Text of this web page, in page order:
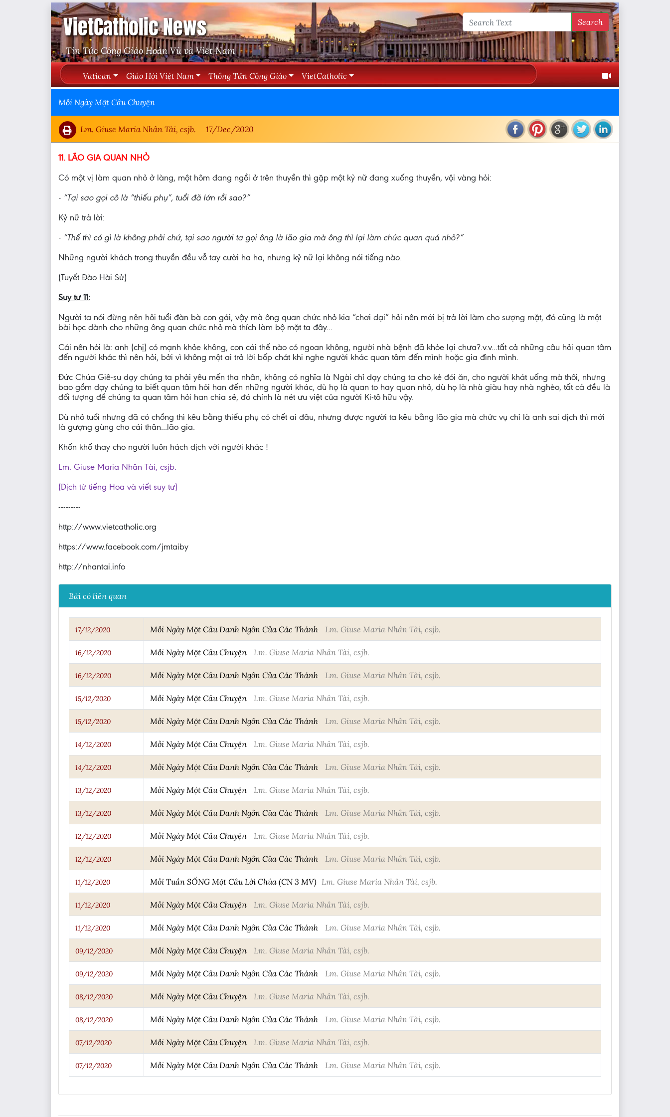
VietCatholic News
Tin Tức Công Giáo Hoàn Vũ và Việt Nam
Search
Vatican Giáo Hội Việt Nam Thông Tấn Công Giáo VietCatholic
Mỗi Ngày Một Câu Chuyện
Lm. Giuse Maria Nhân Tài, csjb. 17/Dec/2020
11. LÃO GIA QUAN NHỎ
Có một vị làm quan nhỏ ở làng, một hôm đang ngồi ở trên thuyền thì gặp một kỷ nữ đang xuống thuyền, vội vàng hỏi:
- “Tại sao gọi cô là “thiếu phụ”, tuổi đã lớn rồi sao?”
Kỷ nữ trả lời:
- “Thế thì có gì là không phải chứ, tại sao người ta gọi ông là lão gia mà ông thì lại làm chức quan quá nhỏ?”
Những người khách trong thuyền đều vỗ tay cười ha ha, nhưng kỷ nữ lại không nói tiếng nào.
(Tuyết Đào Hài Sử)
Suy tư 11:
Người ta nói đừng nên hỏi tuổi đàn bà con gái, vậy mà ông quan chức nhỏ kia “chơi dại” hỏi nên mới bị trả lời làm cho sượng mặt, đó cũng là một
bài học dành cho những ông quan chức nhỏ mà thích làm bộ mặt ta đây...
Cái nên hỏi là: anh (chị) có mạnh khỏe không, con cái thế nào có ngoan không, người nhà bệnh đã khỏe lại chưa?.v.v...tất cả những câu hỏi quan tâm
đến người khác thì nên hỏi, bởi vì không một ai trả lời bốp chát khi nghe người khác quan tâm đến mình hoặc gia đình mình.
Đức Chúa Giê-su dạy chúng ta phải yêu mến tha nhân, không có nghĩa là Ngài chỉ dạy chúng ta cho kẻ đói ăn, cho người khát uống mà thôi, nhưng
bao gồm dạy chúng ta biết quan tâm hỏi han đến những người khác, dù họ là quan to hay quan nhỏ, dù họ là nhà giàu hay nhà nghèo, tất cả đều là
đối tượng để chúng ta quan tâm hỏi han chia sẻ, đó chính là nét ưu việt của người Ki-tô hữu vậy.
Dù nhỏ tuổi nhưng đã có chồng thì kêu bằng thiếu phụ có chết ai đâu, nhưng được người ta kêu bằng lão gia mà chức vụ chỉ là anh sai dịch thì mới
là gượng gùng cho cái thân...lão gia.
Khốn khổ thay cho người luôn hách dịch với người khác !
Lm. Giuse Maria Nhân Tài, csjb.
(Dịch từ tiếng Hoa và viết suy tư)
---------
http://www.vietcatholic.org
https://www.facebook.com/jmtaiby
http://nhantai.info
Bài có liên quan
17/12/2020 Mỗi Ngày Một Câu Danh Ngôn Của Các Thánh Lm. Giuse Maria Nhân Tài, csjb.
16/12/2020 Mỗi Ngày Một Câu Chuyện Lm. Giuse Maria Nhân Tài, csjb.
16/12/2020 Mỗi Ngày Một Câu Danh Ngôn Của Các Thánh Lm. Giuse Maria Nhân Tài, csjb.
15/12/2020 Mỗi Ngày Một Câu Chuyện Lm. Giuse Maria Nhân Tài, csjb.
15/12/2020 Mỗi Ngày Một Câu Danh Ngôn Của Các Thánh Lm. Giuse Maria Nhân Tài, csjb.
14/12/2020 Mỗi Ngày Một Câu Chuyện Lm. Giuse Maria Nhân Tài, csjb.
14/12/2020 Mỗi Ngày Một Câu Danh Ngôn Của Các Thánh Lm. Giuse Maria Nhân Tài, csjb.
13/12/2020 Mỗi Ngày Một Câu Chuyện Lm. Giuse Maria Nhân Tài, csjb.
13/12/2020 Mỗi Ngày Một Câu Danh Ngôn Của Các Thánh Lm. Giuse Maria Nhân Tài, csjb.
12/12/2020 Mỗi Ngày Một Câu Chuyện Lm. Giuse Maria Nhân Tài, csjb.
12/12/2020 Mỗi Ngày Một Câu Danh Ngôn Của Các Thánh Lm. Giuse Maria Nhân Tài, csjb.
11/12/2020 Mỗi Tuần SỐNG Một Câu Lời Chúa (CN 3 MV) Lm. Giuse Maria Nhân Tài, csjb.
11/12/2020 Mỗi Ngày Một Câu Chuyện Lm. Giuse Maria Nhân Tài, csjb.
11/12/2020 Mỗi Ngày Một Câu Danh Ngôn Của Các Thánh Lm. Giuse Maria Nhân Tài, csjb.
09/12/2020 Mỗi Ngày Một Câu Chuyện Lm. Giuse Maria Nhân Tài, csjb.
09/12/2020 Mỗi Ngày Một Câu Danh Ngôn Của Các Thánh Lm. Giuse Maria Nhân Tài, csjb.
08/12/2020 Mỗi Ngày Một Câu Chuyện Lm. Giuse Maria Nhân Tài, csjb.
08/12/2020 Mỗi Ngày Một Câu Danh Ngôn Của Các Thánh Lm. Giuse Maria Nhân Tài, csjb.
07/12/2020 Mỗi Ngày Một Câu Chuyện Lm. Giuse Maria Nhân Tài, csjb.
07/12/2020 Mỗi Ngày Một Câu Danh Ngôn Của Các Thánh Lm. Giuse Maria Nhân Tài, csjb.